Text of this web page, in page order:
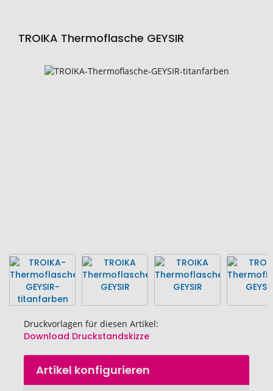
TROIKA Thermoflasche GEYSIR
Druckvorlagen für diesen Artikel:
Download Druckstandskizze
Zum
AnfangArtikel konfigurieren